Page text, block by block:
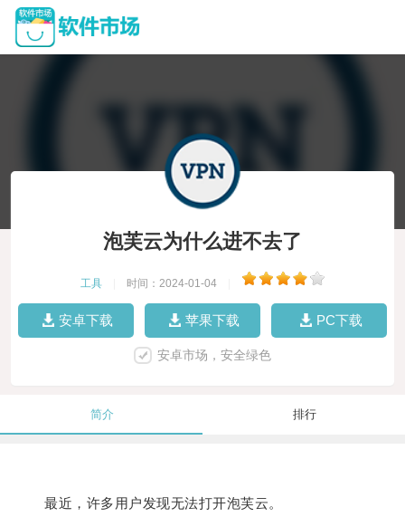
泡芙云为什么进不去了
工具 时间：2024-01-04
安卓下载 苹果下载 PC下载
安卓市场，安全绿色
简介 排行
最近，许多用户发现无法打开泡芙云。